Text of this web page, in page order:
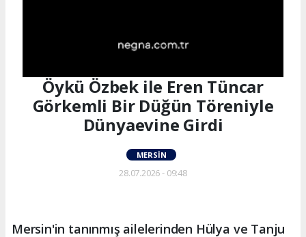
Öykü Özbek ile Eren Tüncar
Görkemli Bir Düğün Töreniyle
Dünyaevine Girdi
MERSIN
28.07.2026 - 09:48
Mersin'in tanınmış ailelerinden Hülya ve Tanju